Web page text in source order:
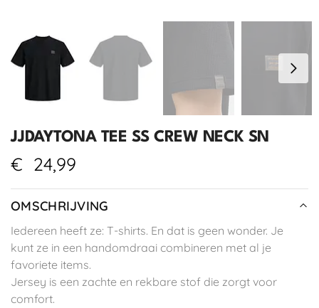
JJDAYTONA TEE SS CREW NECK SN
€ 24,99
OMSCHRIJVING
Iedereen heeft ze: T-shirts. En dat is geen wonder. Je
kunt ze in een handomdraai combineren met al je
favoriete items.
Jersey is een zachte en rekbare stof die zorgt voor
comfort.